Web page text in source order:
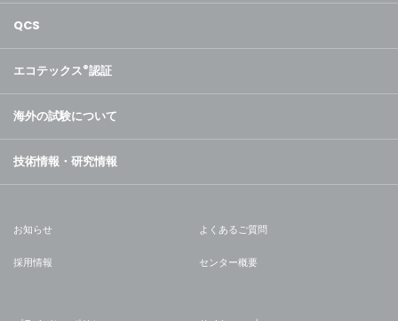
QCS
エコテックス®認証
海外の試験について
技術情報・研究情報
お知らせ よくあるご質問
採用情報 センター概要